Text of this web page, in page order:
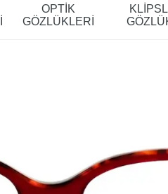
OPTİK
GÖZLÜKLERİ
KLİPSLİ